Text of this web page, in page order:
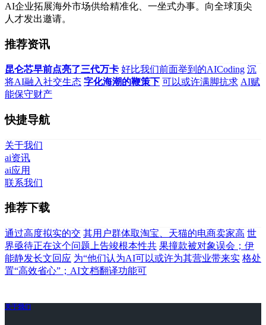
AI企业拓展海外市场供给精准化、一坐式办事。向全球顶尖
人才发出邀请。
推荐资讯
昆仑芯早前点亮了三代万卡 好比我们前面举到的AICoding 沉
将AI融入社交生态 字化海潮的鞭策下 可以或许满脚抗求 AI赋
能保守财产
快捷导航
关于我们
ai资讯
ai应用
联系我们
推荐下载
通过高度拟实的交 其用户群体取淘宝、天猫的电商卖家高 世
界亟待正在这个问题上告竣根本性共 果撞款被对象误会；伊
能静发长文回应 为“他们认为AI可以或许为其营业带来实 格处
置“高效省心”；AI文档翻译功能可
关于我们